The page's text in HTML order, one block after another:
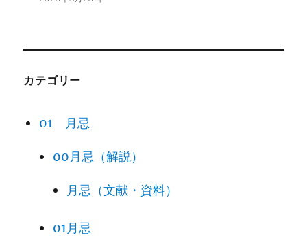
カテゴリー
01 月忌
00月忌（解説）
月忌（文献・資料）
01月忌